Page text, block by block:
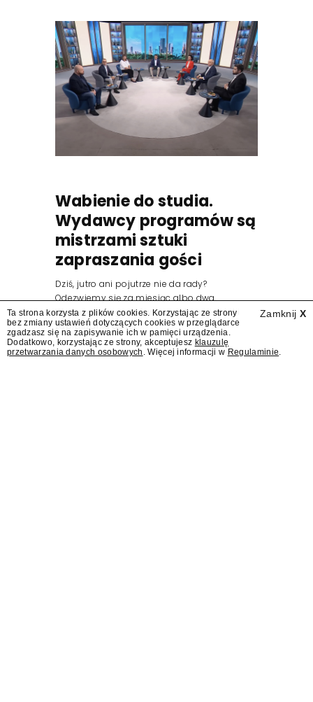
Wabienie do studia.
Wydawcy programów są
mistrzami sztuki
zapraszania gości
Dziś, jutro ani pojutrze nie da rady?
Odezwiemy się za miesiąc albo dwa.
Wydawcy programów są mistrzami sztuki
zapraszania gości.
Zamknij X
Ta strona korzysta z plików cookies. Korzystając ze strony
bez zmiany ustawień dotyczących cookies w przeglądarce
zgadzasz się na zapisywanie ich w pamięci urządzenia.
Dodatkowo, korzystając ze strony, akceptujesz klauzulę
przetwarzania danych osobowych . Więcej informacji w Regulaminie.